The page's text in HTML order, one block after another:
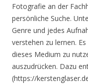
Fotografie an der
persönliche Suche.
Genre und jedes
verstehen zu lernen.
dieses Medium zu
auszudrücken. Dazu
(https://